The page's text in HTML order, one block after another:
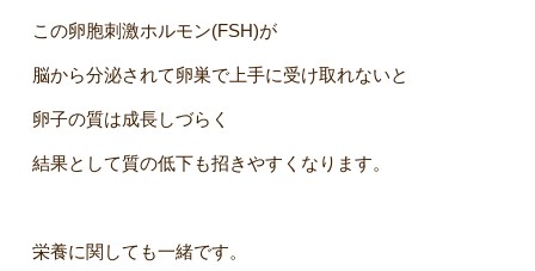
この卵胞刺激ホルモン(FSH)が
脳から分泌されて卵巣で上手に受け取れないと
卵子の質は成長しづらく
結果として質の低下も招きやすくなります。
栄養に関しても一緒です。